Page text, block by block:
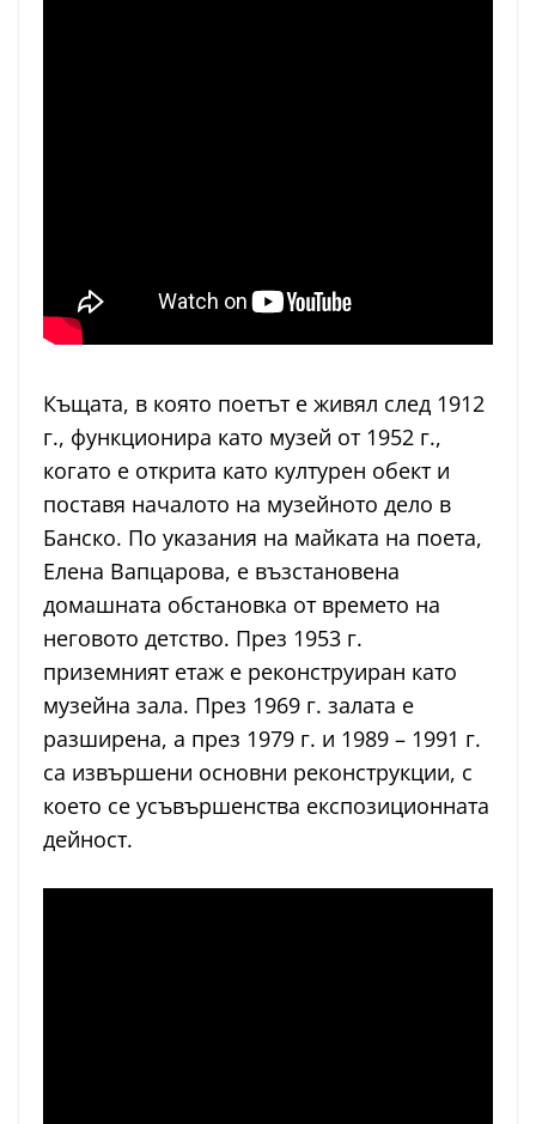
Къщата, в която поетът е живял след 1912
г., функционира като музей от 1952 г.,
когато е открита като културен обект и
поставя началото на музейното дело в
Банско. По указания на майката на поета,
Елена Вапцарова, е възстановена
домашната обстановка от времето на
неговото детство. През 1953 г.
приземният етаж е реконструиран като
музейна зала. През 1969 г. залата е
разширена, а през 1979 г. и 1989 – 1991 г.
са извършени основни реконструкции, с
което се усъвършенства експозиционната
дейност.